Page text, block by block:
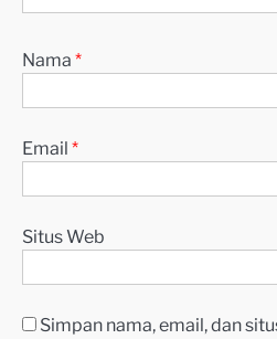
Nama *
Email *
Situs Web
Simpan nama, email, dan